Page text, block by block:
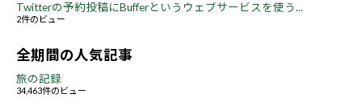
Twitterの予約投稿にBufferというウェブサービスを使う...
2件のビュー
全期間の人気記事
旅の記録
34,463件のビュー